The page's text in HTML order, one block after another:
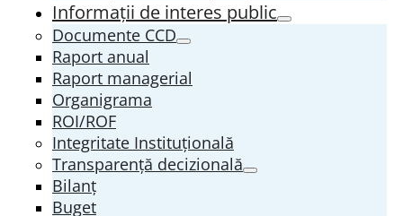
Informații de interes public
Documente CCD
Raport anual
Raport managerial
Organigrama
ROI/ROF
Integritate Instituțională
Transparenţă decizională
Bilanț
Buget